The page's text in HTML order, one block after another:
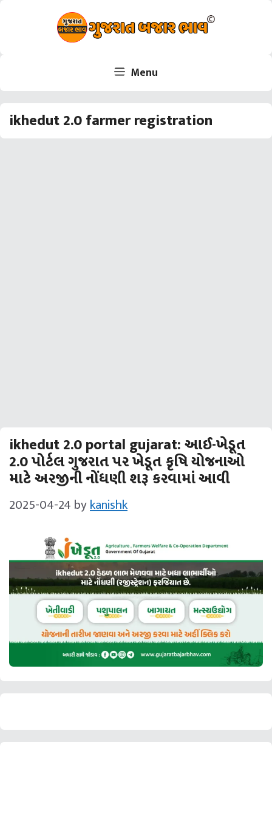
Skip
Menu
ikhedut 2.0 farmer registration
ikhedut 2.0 portal gujarat: આઈ-ખેડૂત
2.0 પોર્ટલ ગુજરાત પર ખેડૂત કૃષિ યોજનાઓ
માટે અરજીની નોંધણી શરૂ કરવામાં આવી
2025-04-24 bykanishk